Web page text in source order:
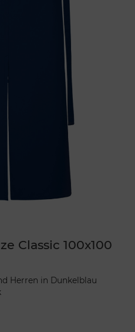
Classic 100x100
Herren in Dunkelblau